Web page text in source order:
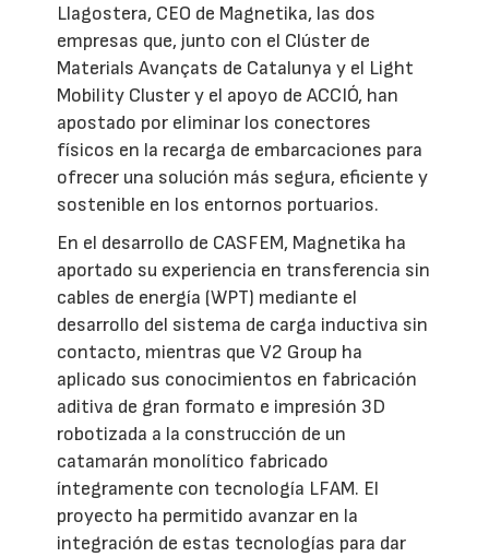
Llagostera, CEO de Magnetika, las dos
empresas que, junto con el Clúster de
Materials Avançats de Catalunya y el Light
Mobility Cluster y el apoyo de ACCIÓ, han
apostado por eliminar los conectores
físicos en la recarga de embarcaciones para
ofrecer una solución más segura, eficiente y
sostenible en los entornos portuarios.
En el desarrollo de CASFEM, Magnetika ha
aportado su experiencia en transferencia sin
cables de energía (WPT) mediante el
desarrollo del sistema de carga inductiva sin
contacto, mientras que V2 Group ha
aplicado sus conocimientos en fabricación
aditiva de gran formato e impresión 3D
robotizada a la construcción de un
catamarán monolítico fabricado
íntegramente con tecnología LFAM. El
proyecto ha permitido avanzar en la
integración de estas tecnologías para dar